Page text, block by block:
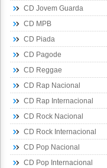
CD Jovem Guarda
CD MPB
CD Piada
CD Pagode
CD Reggae
CD Rap Nacional
CD Rap Internacional
CD Rock Nacional
CD Rock Internacional
CD Pop Nacional
CD Pop Internacional